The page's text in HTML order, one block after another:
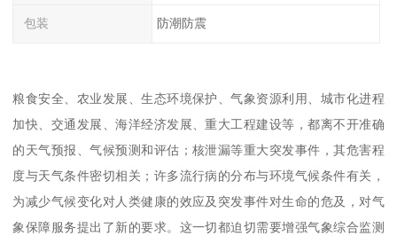
包装 防潮防震
粮食安全、农业发展、生态环境保护、气象资源利用、城市化进程
加快、交通发展、海洋经济发展、重大工程建设等，都离不开准确
的天气预报、气候预测和评估；核泄漏等重大突发事件，其危害程
度与天气条件密切相关；许多流行病的分布与环境气候条件有关，
为减少气候变化对人类健康的效应及突发事件对生命的危及，对气
象保障服务提出了新的要求。这一切都迫切需要增强气象综合监测